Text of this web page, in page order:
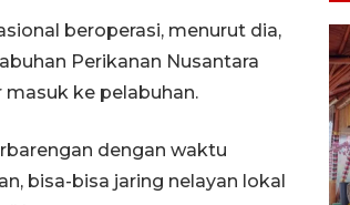
beroperasi, menurut dia,
Perikanan Nusantara
ke pelabuhan.
dengan waktu
bisa-bisa jaring nelayan lokal
Indonesia Super Cup